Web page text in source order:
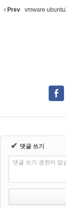
Prev vmware
✔ 댓글 쓰기
댓글 쓰기 권한이 없